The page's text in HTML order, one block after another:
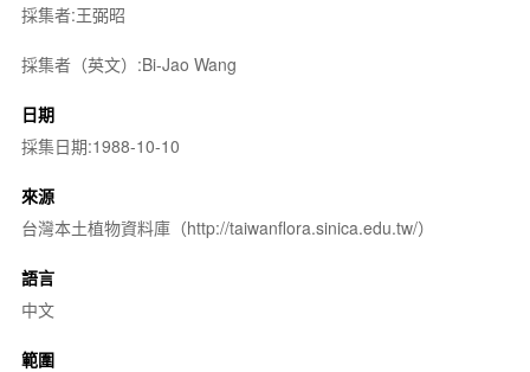
採集者:王弼昭
採集者（英文）:Bi-Jao Wang
日期
採集日期:1988-10-10
來源
台灣本土植物資料庫（http://taiwanflora.sinica.edu.tw/）
語言
中文
範圍